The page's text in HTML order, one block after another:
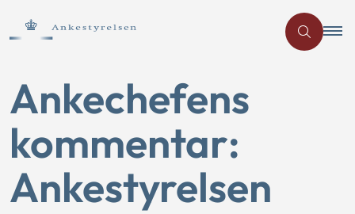
Ankechefens
kommentar:
Ankestyrelsen